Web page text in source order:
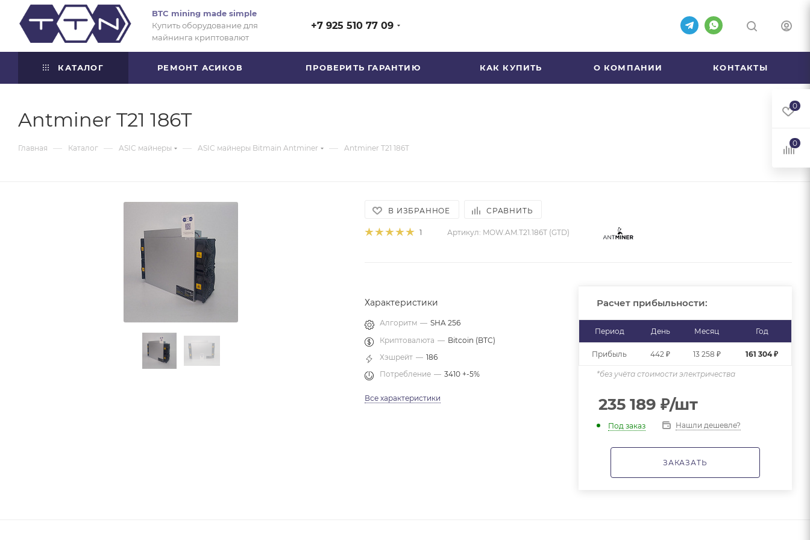
BTC mining made simple
Купить оборудование для
майнинга криптовалют
+7 925 510 77 09
КАТАЛОГ РЕМОНТ АСИКОВ ПРОВЕРИТЬ ГАРАНТИЮ КАК КУПИТЬ О КОМПАНИИ КОНТАКТЫ
Antminer T21 186T
Главная — Каталог — ASIC майнеры — ASIC майнеры Bitmain Antminer — Antminer T21 186T
В ИЗБРАННОЕ СРАВНИТЬ
1 Артикул: MOW.AM.T21.186T (GTD)
Характеристики
Алгоритм — SHA 256
Криптовалюта — Bitcoin (BTC)
Хэшрейт — 186
Потребление — 3410 +-5%
Все характеристики
Расчет прибыльности:
Период День Месяц Год
Прибыль 442 ₽ 13 258 ₽ 161 304 ₽
*без учёта стоимости электричества
235 189 ₽/шт
Под заказ Нашли дешевле?
ЗАКАЗАТЬ
0
0